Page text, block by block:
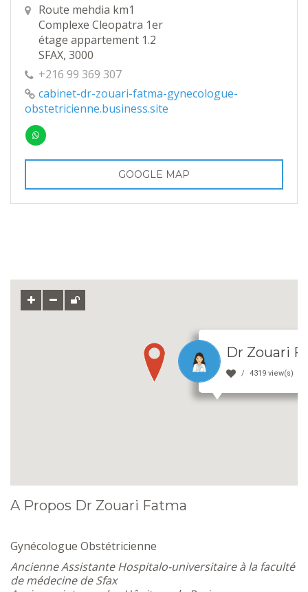
Route mehdia km1
Complexe Cleopatra 1er
étage appartement 1.2
SFAX, 3000
+216 99 369 307
cabinet-dr-zouari-fatma-gynecologue-
obstetricienne.business.site
GOOGLE MAP
Dr Zouari
4319 view(s)
A Propos Dr Zouari Fatma
Gynécologue Obstétricienne
Ancienne Assistante Hospitalo-universitaire à la faculté
de médecine de Sfax